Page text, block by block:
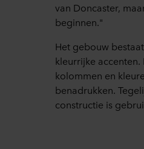
van Doncaster,
beginnen."
Het gebouw
kleurrijke
kolommen en
benadrukken.
constructie is